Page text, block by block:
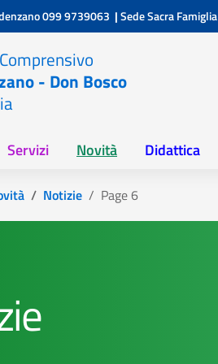
099 9739063 |Sede Sacra Famiglia
- Don Bosco
Servizi Novità Didattica
Notizie Page 6